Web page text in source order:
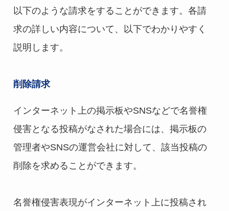
以下のような請求をすることができます。各請
求の詳しい内容について、以下でわかりやすく
説明します。
削除請求
インターネット上の掲示板やSNSなどで名誉権
侵害となる投稿がなされた場合には、掲示板の
管理者やSNSの運営会社に対して、該当投稿の
削除を求めることができます。
名誉権侵害表現がインターネット上に投稿され